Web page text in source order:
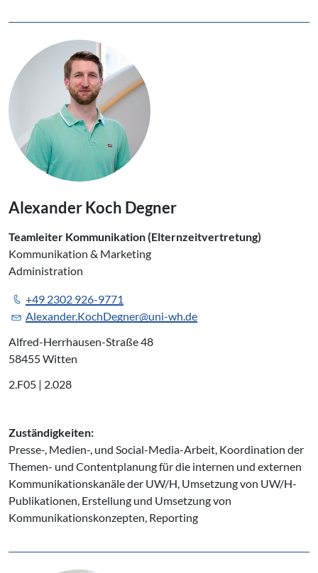
Alexander Koch Degner
Teamleiter Kommunikation (Elternzeitvertretung)
Kommunikation & Marketing
Administration
+49 2302 926-9771
Alexander.KochDegner@uni-wh.de
Alfred-Herrhausen-Straße 48
58455 Witten
2.F05 | 2.028
Zuständigkeiten:
Presse-, Medien-, und Social-Media-Arbeit, Koordination der
Themen- und Contentplanung für die internen und externen
Kommunikationskanäle der UW/H, Umsetzung von UW/H-
Publikationen, Erstellung und Umsetzung von
Kommunikationskonzepten, Reporting